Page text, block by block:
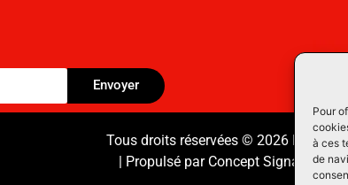
Pour
à ces
de
Envoyer
Tous droits réservées © 2026
| Propulsé par Concept Signature